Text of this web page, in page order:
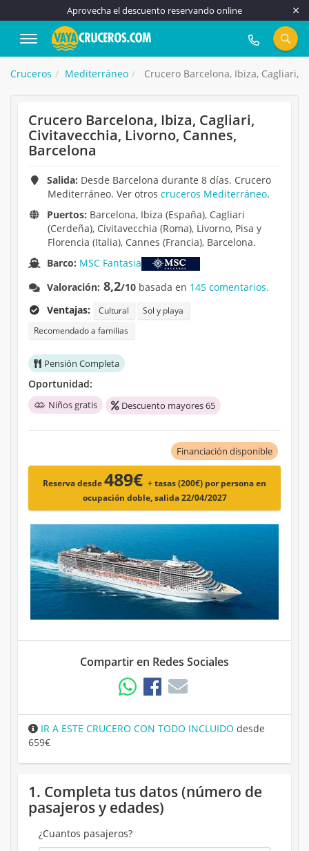
Aprovecha el descuento reservando online
917 815 555
Cruceros Mediterráneo Crucero Barcelona, Ibiza, Cagliari,
Crucero Barcelona, Ibiza, Cagliari,
Civitavecchia, Livorno, Cannes,
Barcelona
Salida: Desde Barcelona durante 8 días. Crucero
Mediterráneo. Ver otros cruceros Mediterráneo.
Puertos: Barcelona, Ibiza (España), Cagliari
(Cerdeña), Civitavecchia (Roma), Livorno, Pisa y
Florencia (Italia), Cannes (Francia), Barcelona.
Barco: MSC Fantasia
Valoración: 8,2/10 basada en 145 comentarios.
Ventajas:
Cultural
Sol y playa
Recomendado a familias
Pensión Completa
Oportunidad:
Niños gratis Descuento mayores 65
Financiación disponible
Reserva desde489€ + tasas (200€) por persona en
ocupación doble, salida 22/04/2027
Compartir en Redes Sociales
IR A ESTE CRUCERO CON TODO INCLUIDO desde
659€
1. Completa tus datos (número de
pasajeros y edades)
¿Cuantos pasajeros?